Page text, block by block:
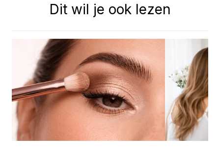
Dit wil je ook lezen